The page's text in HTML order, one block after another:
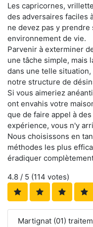
Les capricornes,
des adversaires faciles
ne devez pas y
environnement de vie.
Parvenir à exterminer
une tâche simple, mais
dans une telle
notre structure de
Si vous aimeriez
ont envahis votre
que de faire appel à
expérience, vous n'y
Nous choisissons en
méthodes les plus
éradiquer
4.8 / 5 (114 votes)
Martignat (01)